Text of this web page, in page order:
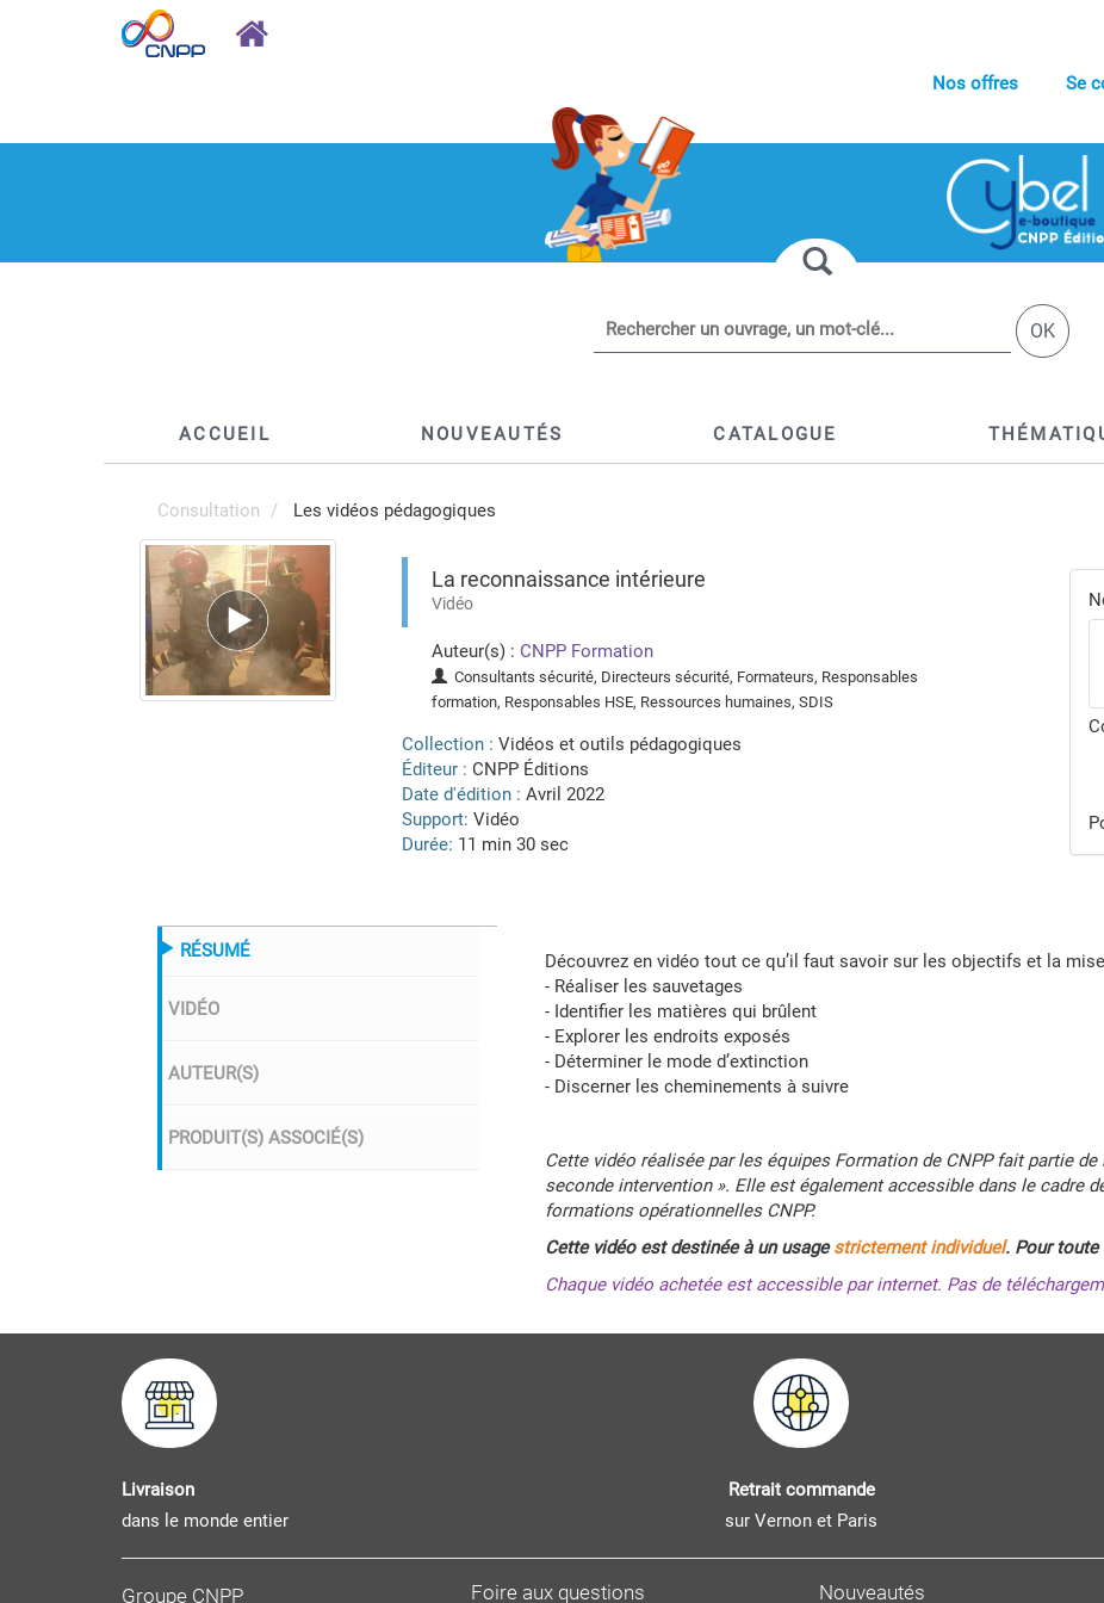
Nos offres Se
OK
ACCUEIL NOUVEAUTÉS CATALOGUE
Consultation Les vidéos pédagogiques
La reconnaissance intérieure
Vidéo
Auteur(s) : CNPP Formation
Consultants sécurité, Directeurs sécurité, Formateurs, Responsables
formation, Responsables HSE, Ressources humaines, SDIS
Collection : Vidéos et outils pédagogiques
Éditeur : CNPP Éditions
Date d'édition : Avril 2022
Support: Vidéo
Durée: 11 min 30 sec
RÉSUMÉ
VIDÉO
AUTEUR(S)
PRODUIT(S) ASSOCIÉ(S)
Découvrez en vidéo tout ce qu’il faut savoir sur les objectifs et la
- Réaliser les sauvetages
- Identifier les matières qui brûlent
- Explorer les endroits exposés
- Déterminer le mode d’extinction
- Discerner les cheminements à suivre
Cette vidéo réalisée par les équipes Formation de CNPP fait partie
seconde intervention ». Elle est également accessible dans le cadre
formations opérationnelles CNPP.
Cette vidéo est destinée à unusagestrictement individuel. Pour
Chaque vidéo achetée est accessible par internet. Pas de
Livraison
dans le monde entier
Retrait commande
sur Vernon et Paris
Groupe CNPP Foire aux questions Nouveautés